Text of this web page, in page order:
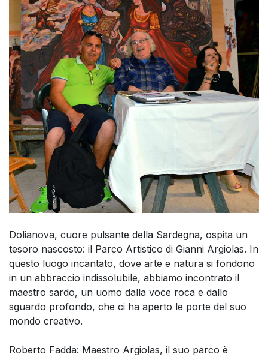
Dolianova, cuore pulsante della Sardegna, ospita un
tesoro nascosto: il Parco Artistico di Gianni Argiolas. In
questo luogo incantato, dove arte e natura si fondono
in un abbraccio indissolubile, abbiamo incontrato il
maestro sardo, un uomo dalla voce roca e dallo
sguardo profondo, che ci ha aperto le porte del suo
mondo creativo.
Roberto Fadda: Maestro Argiolas, il suo parco è